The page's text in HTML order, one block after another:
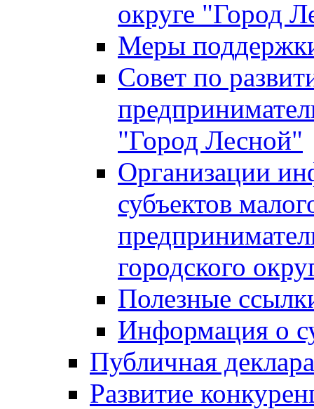
округе "Город
Меры
Совет по
"Город Лесной"
Организации
субъектов
городского
Полезные
Информация о
Публичная
Развитие